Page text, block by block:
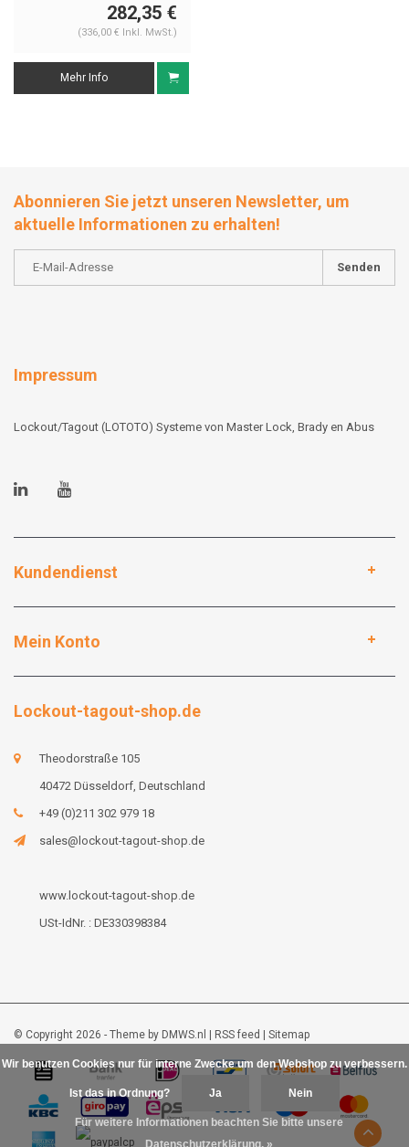
282,35 €
(336,00 € Inkl. MwSt.)
Mehr Info
Abonnieren Sie jetzt unseren Newsletter, um
aktuelle Informationen zu erhalten!
Senden
Impressum
Lockout/Tagout (LOTOTO) Systeme von Master Lock, Brady en Abus
Kundendienst
Mein Konto
Lockout-tagout-shop.de
Theodorstraße 105
40472 Düsseldorf, Deutschland
+49 (0)211 302 979 18
sales@lockout-tagout-shop.de
www.lockout-tagout-shop.de
USt-IdNr. : DE330398384
© Copyright 2026 - Theme by DMWS.nl | RSS feed | Sitemap
Wir benutzen Cookies nur für interne Zwecke um den Webshop zu verbessern.
Ist das in Ordnung? Ja Nein
Für weitere Informationen beachten Sie bitte unsere
Datenschutzerklärung. »